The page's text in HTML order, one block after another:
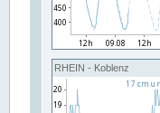
RHEIN - Koblenz